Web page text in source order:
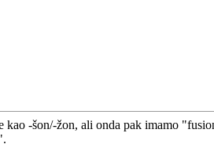
-šon/-žon, ali onda pak imamo